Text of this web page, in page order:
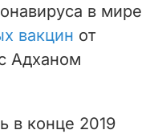
в мире
вакцин от
Адханом
в конце 2019